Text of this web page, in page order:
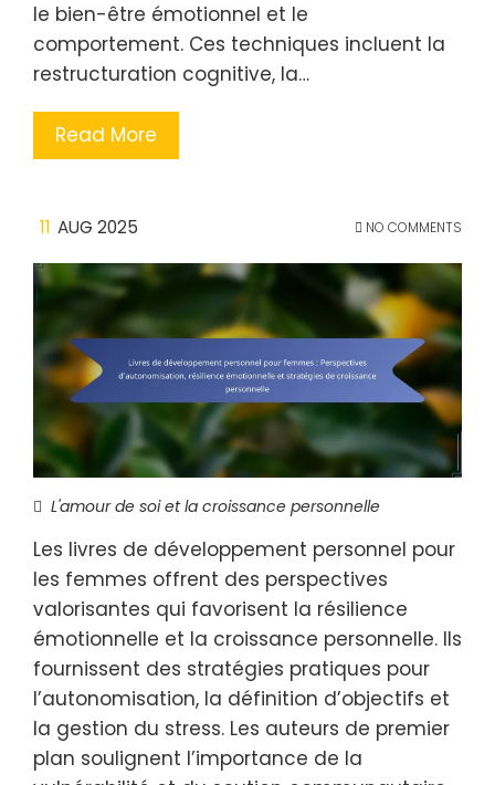
le bien-être émotionnel et le
comportement. Ces techniques incluent la
restructuration cognitive, la…
Read More
11 AUG 2025 NO COMMENTS
L'amour de soi et la croissance personnelle
Les livres de développement personnel pour
les femmes offrent des perspectives
valorisantes qui favorisent la résilience
émotionnelle et la croissance personnelle. Ils
fournissent des stratégies pratiques pour
l’autonomisation, la définition d’objectifs et
la gestion du stress. Les auteurs de premier
plan soulignent l’importance de la